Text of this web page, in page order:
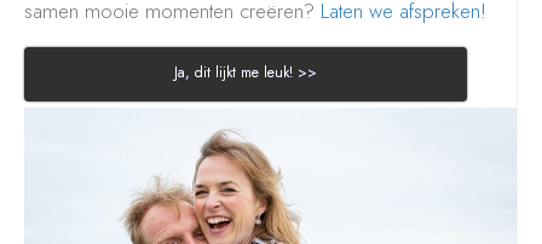
samen mooie momenten creëren? Laten we afspreken!
Ja, dit lijkt me leuk! >>